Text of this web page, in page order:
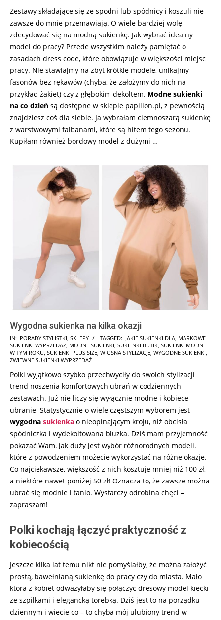
Zestawy składające się ze spodni lub spódnicy i koszuli nie
zawsze do mnie przemawiają. O wiele bardziej wolę
zdecydować się na modną sukienkę. Jak wybrać idealny
model do pracy? Przede wszystkim należy pamiętać o
zasadach dress code, które obowiązuje w większości miejsc
pracy. Nie stawiajmy na zbyt krótkie modele, unikajmy
fasonów bez rękawów (chyba, że założymy do nich na
przykład żakiet) czy z głębokim dekoltem. Modne sukienki
na co dzień są dostępne w sklepie papilion.pl, z pewnością
znajdziesz coś dla siebie. Ja wybrałam ciemnoszarą sukienkę
z warstwowymi falbanami, które są hitem tego sezonu.
Kupiłam również bordowy model z dużymi …
Wygodna sukienka na kilka okazji
2025-
03-
04
IN: PORADY STYLISTKI, SKLEPY TAGGED: JAKIE SUKIENKI DLA, MARKOWE
SUKIENKI WYPRZEDAŻ, MODNE SUKIENKI, SUKIENKI BUTIK, SUKIENKI MODNE
W TYM ROKU, SUKIENKI PLUS SIZE, WIOSNA STYLIZACJE, WYGODNE SUKIENKI,
ZWIEWNE SUKIENKI WYPRZEDAŻ
Polki wyjątkowo szybko przechwyciły do swoich stylizacji
trend noszenia komfortowych ubrań w codziennych
zestawach. Już nie liczy się wyłącznie modne i kobiece
ubranie. Statystycznie o wiele częstszym wyborem jest
wygodna sukienka o nieopinającym kroju, niż obcisła
spódniczka i wydekoltowana bluzka. Dziś mam przyjemność
pokazać Wam, jak duży jest wybór różnorodnych modeli,
które z powodzeniem możecie wykorzystać na różne okazje.
Co najciekawsze, większość z nich kosztuje mniej niż 100 zł,
a niektóre nawet poniżej 50 zł! Oznacza to, że zawsze można
ubrać się modnie i tanio. Wystarczy odrobina chęci –
zapraszam!
Polki kochają łączyć praktyczność z
kobiecością
Jeszcze kilka lat temu nikt nie pomyślałby, że można założyć
prostą, bawełnianą sukienkę do pracy czy do miasta. Mało
która z kobiet odważyłaby się połączyć dresowy model kiecki
ze szpilkami i elegancką torebką. Dziś jest to na porządku
dziennym i wiecie co – to chyba mój ulubiony trend w